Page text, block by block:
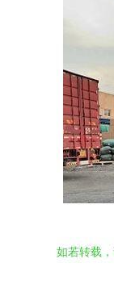
如若转载